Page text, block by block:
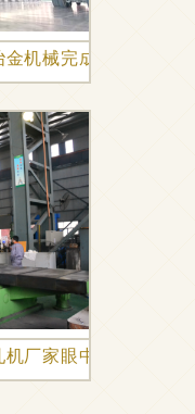
可开模优势解析
机械完成司法重整
厂家眼中的轧机常见